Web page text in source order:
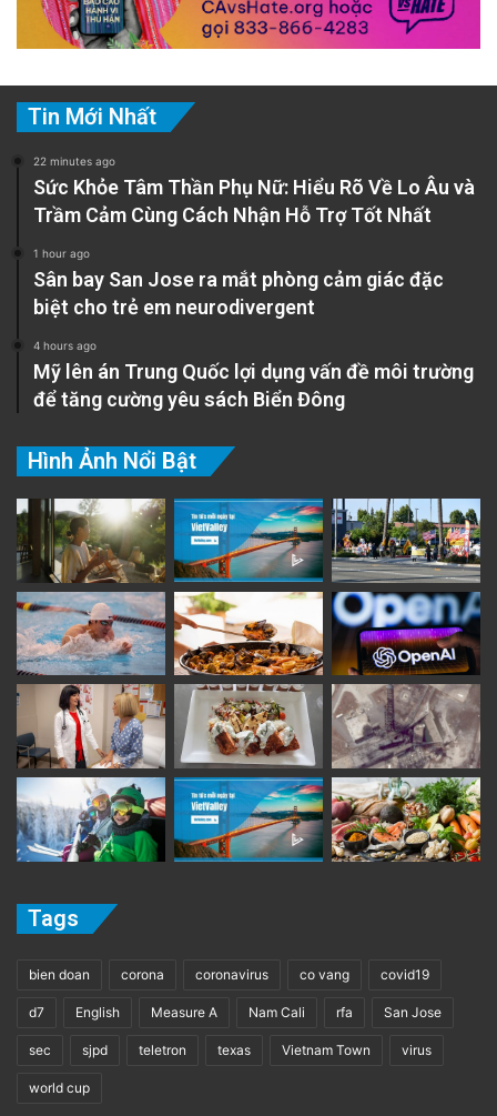
Tin Mới Nhất
22 minutes ago
Sức Khỏe Tâm Thần Phụ Nữ: Hiểu Rõ Về Lo Âu và
Trầm Cảm Cùng Cách Nhận Hỗ Trợ Tốt Nhất
1 hour ago
Sân bay San Jose ra mắt phòng cảm giác đặc
biệt cho trẻ em neurodivergent
4 hours ago
Mỹ lên án Trung Quốc lợi dụng vấn đề môi trường
để tăng cường yêu sách Biển Đông
Hình Ảnh Nổi Bật
Tags
bien doan corona coronavirus co vang covid19
d7 English Measure A Nam Cali rfa San Jose
sec sjpd teletron texas Vietnam Town virus
world cup